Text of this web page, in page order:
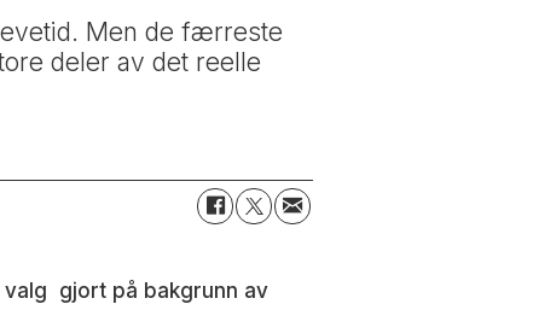
Men de færreste
deler av det reelle
valg gjort på bakgrunn av